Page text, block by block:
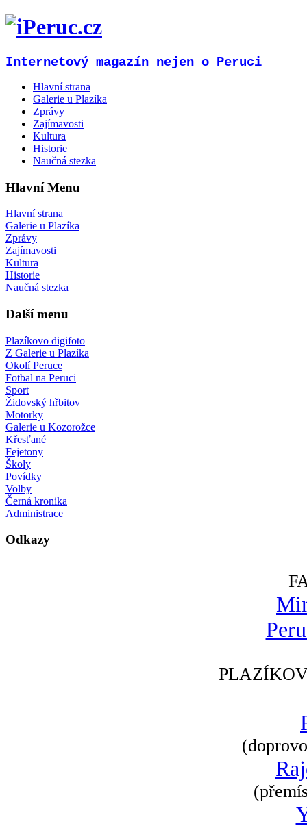
Internetový magazín nejen o Peruci
Hlavní strana
Galerie u Plazíka
Zprávy
Zajímavosti
Kultura
Historie
Naučná stezka
Hlavní Menu
Hlavní strana
Galerie u Plazíka
Zprávy
Zajímavosti
Kultura
Historie
Naučná stezka
Další menu
Plazíkovo digifoto
Z Galerie u Plazíka
Okolí Peruce
Fotbal na Peruci
Sport
Židovský hřbitov
Motorky
Galerie u Kozorožce
Křesťané
Fejetony
Školy
Povídky
Volby
Černá kronika
Administrace
Odkazy